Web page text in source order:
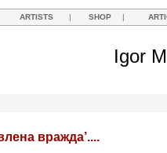
ARTISTS | SHOP |
Igor
вражда’....